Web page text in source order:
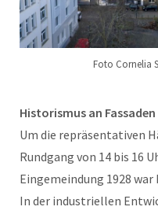
Foto Cornelia
Historismus an
Um die repräsentativen
Rundgang von 14 bis 16
Eingemeindung 1928
In der industriellen